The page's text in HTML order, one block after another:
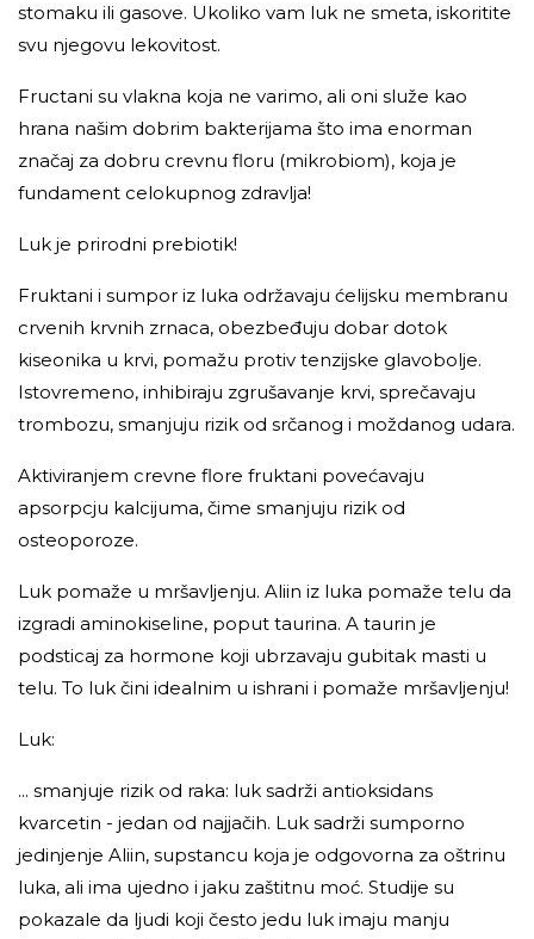
stomaku ili gasove. Ukoliko vam luk ne smeta, iskoritite
svu njegovu lekovitost.
Fructani su vlakna koja ne varimo, ali oni služe kao
hrana našim dobrim bakterijama što ima enorman
značaj za dobru crevnu floru (mikrobiom), koja je
fundament celokupnog zdravlja!
Luk je prirodni prebiotik!
Fruktani i sumpor iz luka održavaju ćelijsku membranu
crvenih krvnih zrnaca, obezbeđuju dobar dotok
kiseonika u krvi, pomažu protiv tenzijske glavobolje.
Istovremeno, inhibiraju zgrušavanje krvi, sprečavaju
trombozu, smanjuju rizik od srčanog i moždanog udara.
Aktiviranjem crevne flore fruktani povećavaju
apsorpcju kalcijuma, čime smanjuju rizik od
osteoporoze.
Luk pomaže u mršavljenju. Aliin iz luka pomaže telu da
izgradi aminokiseline, poput taurina. A taurin je
podsticaj za hormone koji ubrzavaju gubitak masti u
telu. To luk čini idealnim u ishrani i pomaže mršavljenju!
Luk:
... smanjuje rizik od raka: luk sadrži antioksidans
kvarcetin - jedan od najjačih. Luk sadrži sumporno
jedinjenje Aliin, supstancu koja je odgovorna za oštrinu
luka, ali ima ujedno i jaku zaštitnu moć. Studije su
pokazale da ljudi koji često jedu luk imaju manju